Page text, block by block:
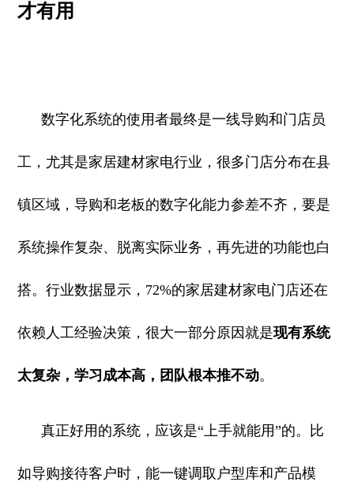
才有用
数字化系统的使用者最终是一线导购和门店员
工，尤其是家居建材家电行业，很多门店分布在县
镇区域，导购和老板的数字化能力参差不齐，要是
系统操作复杂、脱离实际业务，再先进的功能也白
搭。行业数据显示，72%的家居建材家电门店还在
依赖人工经验决策，很大一部分原因就是现有系统
太复杂，学习成本高，团队根本推不动。
真正好用的系统，应该是“上手就能用”的。比
如导购接待客户时，能一键调取户型库和产品模